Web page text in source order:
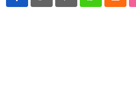
PinterestWhatsappCloud